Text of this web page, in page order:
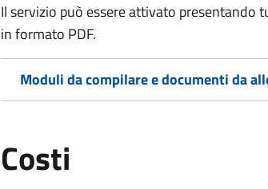
Il servizio può essere attivato presentando
in formato PDF.
Moduli da compilare e documenti da
Costi